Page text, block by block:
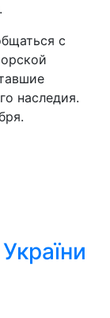
с
наследия.